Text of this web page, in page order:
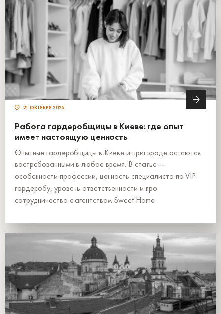
21 ОКТЯБРЯ 2025
Работа гардеробщицы в Киеве: где опыт
имеет настоящую ценность
Опытные гардеробщицы в Киеве и пригороде остаются
востребованными в любое время. В статье —
особенности профессии, ценность специалиста по VIP
гардеробу, уровень ответственности и про
сотрудничество с агентством Sweet Home